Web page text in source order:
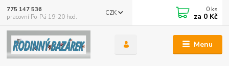
Menu
CZK
775 147 536
pracovní Po-Pá 19-20 hod.
0 ks
za 0 Kč